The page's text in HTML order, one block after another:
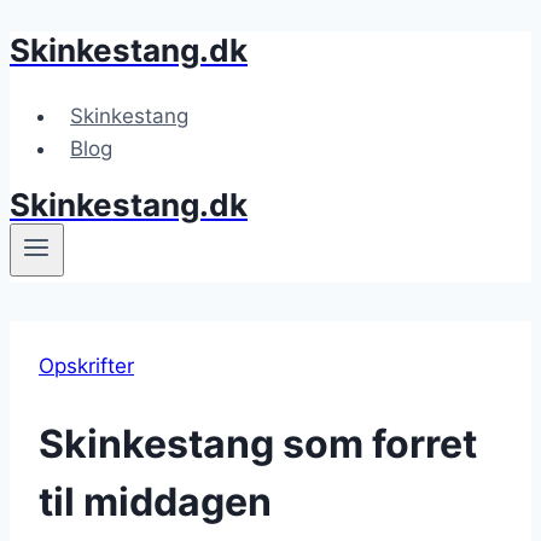
Fortsæt
indhold
Skinkestang.dk
Skinkestang
Blog
Skinkestang.dk
Opskrifter
Skinkestang som forret
til middagen